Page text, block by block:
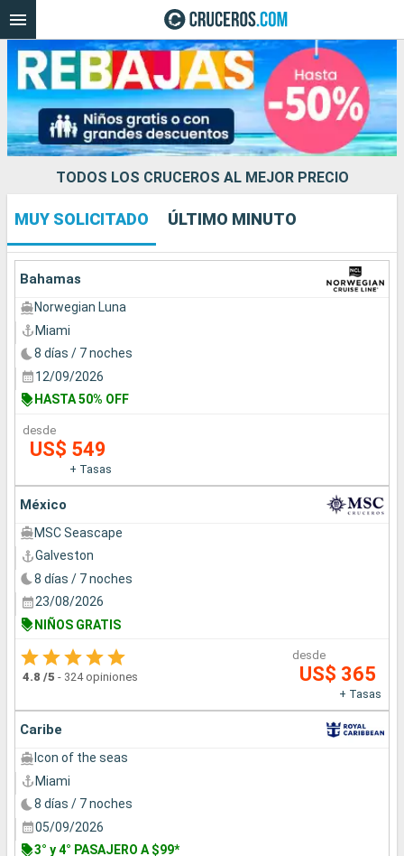
Fecha de salida
TODOS LOS CRUCEROS AL MEJOR PRECIO
MUY SOLICITADO ÚLTIMO MINUTO
Bahamas
Norwegian Luna
Miami
8 días / 7 noches
12/09/2026
HASTA 50% OFF
desde
US$ 549
+ Tasas
México
MSC Seascape
Galveston
8 días / 7 noches
23/08/2026
NIÑOS GRATIS
4.8 /5 - 324 opiniones
desde
US$ 365
+ Tasas
Caribe
Icon of the seas
Miami
8 días / 7 noches
05/09/2026
3° y 4° PASAJERO A $99*